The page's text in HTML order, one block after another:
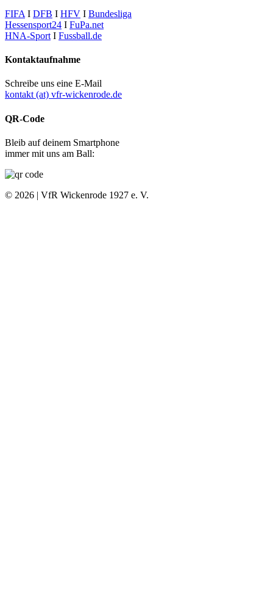
FIFA I DFB I HFV I Bundesliga
Hessensport24 I FuPa.net
HNA-Sport I Fussball.de
Kontaktaufnahme
Schreibe uns eine E-Mail
kontakt (at) vfr-wickenrode.de
QR-Code
Bleib auf deinem Smartphone
immer mit uns am Ball:
© 2026 | VfR Wickenrode 1927 e. V.